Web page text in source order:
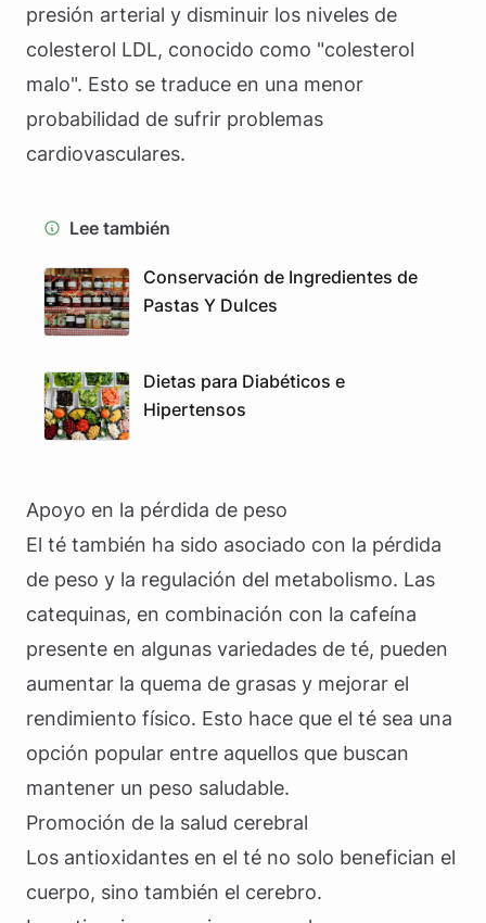
presión arterial y disminuir los niveles de
colesterol LDL, conocido como "colesterol
malo". Esto se traduce en una menor
probabilidad de sufrir problemas
cardiovasculares.
Lee también
Conservación de Ingredientes de
Pastas Y Dulces
Dietas para Diabéticos e
Hipertensos
Apoyo en la pérdida de peso
El té también ha sido asociado con la pérdida
de peso y la regulación del metabolismo. Las
catequinas, en combinación con la cafeína
presente en algunas variedades de té, pueden
aumentar la quema de grasas y mejorar el
rendimiento físico. Esto hace que el té sea una
opción popular entre aquellos que buscan
mantener un peso saludable.
Promoción de la salud cerebral
Los antioxidantes en el té no solo benefician el
cuerpo, sino también el cerebro.